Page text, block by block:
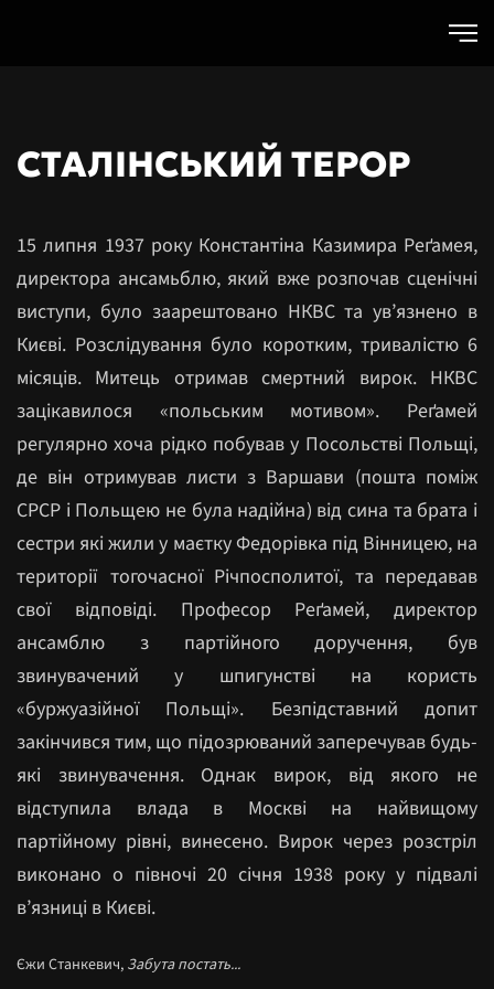
СТАЛІНСЬКИЙ ТЕРОР
15 липня 1937 року Константіна Казимира Реґамея,
директора ансамьблю, який вже розпочав сценічні
виступи, було заарештовано НКВС та ув’язнено в
Києві. Розслідування було коротким, тривалістю 6
місяців. Митець отримав смертний вирок. НКВС
зацікавилося «польським мотивом». Реґамей
регулярно хоча рідко побував у Посольстві Польщі,
де він отримував листи з Варшави (пошта поміж
СРСР і Польщею не була надійна) від сина та брата і
сестри які жили у маєтку Федорівка під Вінницею, на
території тогочасної Річпосполитої, та передавав
свої відповіді. Професор Реґамей, директор
ансамблю з партійного доручення, був
звинувачений у шпигунстві на користь
«буржуазійної Польщі». Безпідставний допит
закінчився тим, що підозрюваний заперечував будь-
які звинувачення. Однак вирок, від якого не
відступила влада в Москві на найвищому
партійному рівні, винесено. Вирок через розстріл
виконано о півночі 20 січня 1938 року у підвалі
в’язниці в Києві.
Єжи Станкевич, Забута постать...